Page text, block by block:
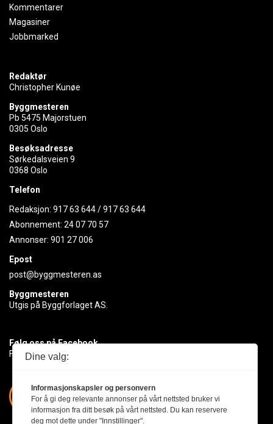
Kommentarer
Magasiner
Jobbmarked
Redaktør
Christopher Kunøe
Byggmesteren
Pb 5475 Majorstuen
0305 Oslo
Besøksadresse
Sørkedalsveien 9
0368 Oslo
Telefon
Redaksjon: 917 63 644/917 63 644
Abonnement: 24 07 70 57
Annonser: 901 27 006
Epost
post@byggmesteren.as
Byggmesteren
Utgis på Byggforlaget AS.
Følg oss på Facebook
Få med deg det siste innen byggebransjen
Dine valg:
Informasjonskapsler og personvern
For å gi deg relevante annonser på vårt nettsted bruker vi
informasjon fra ditt besøk på vårt nettsted. Du kan reservere
deg mot dette under "Innstillinger".